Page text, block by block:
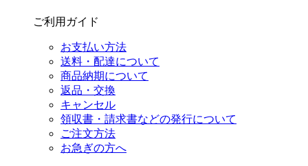
ご利用ガイド
お支払い方法
送料・配達について
商品納期について
返品・交換
キャンセル
領収書・請求書などの発行について
ご注文方法
お急ぎの方へ